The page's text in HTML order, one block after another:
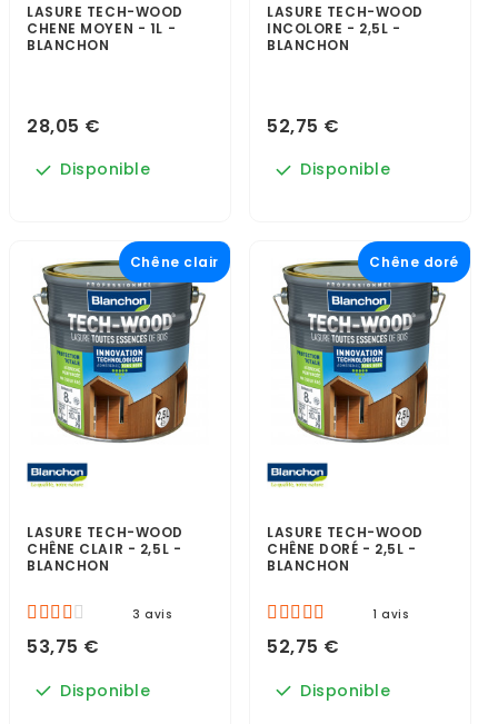
LASURE TECH-WOOD
CHENE MOYEN - 1L -
BLANCHON
28,05 €
Disponible
LASURE TECH-WOOD
INCOLORE - 2,5L -
BLANCHON
52,75 €
Disponible
LASURE TECH-WOOD
CHÊNE CLAIR - 2,5L -
BLANCHON
3 avis
53,75 €
Disponible
Chêne clair
LASURE TECH-WOOD
CHÊNE DORÉ - 2,5L -
BLANCHON
1 avis
52,75 €
Disponible
Chêne doré